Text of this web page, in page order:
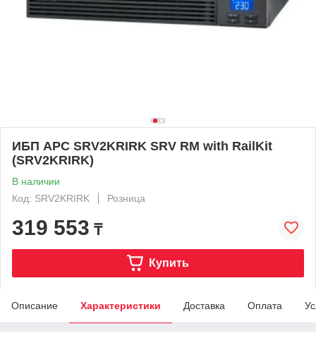
ИБП APC SRV2KRIRK SRV RM with RailKit
(SRV2KRIRK)
В наличии
Код: SRV2KRIRK
Розница
319 553 ₸
Купить
Описание Характеристики Доставка Оплата